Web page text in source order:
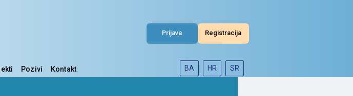
Prijava Registracija
Pozivi Kontakt BA HR SR